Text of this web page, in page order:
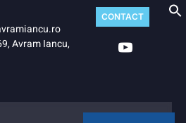
Avram Iancu,
CONTACT